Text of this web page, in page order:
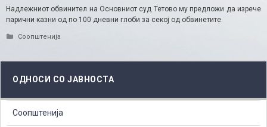
Надлежниот обвинител на Основниот суд Тетово му предложи да изрече
парични казни од по 100 дневни глоби за секој од обвинетите.
Categories
Соопштенија
ОДНОСИ СО ЈАВНОСТА
Соопштенија